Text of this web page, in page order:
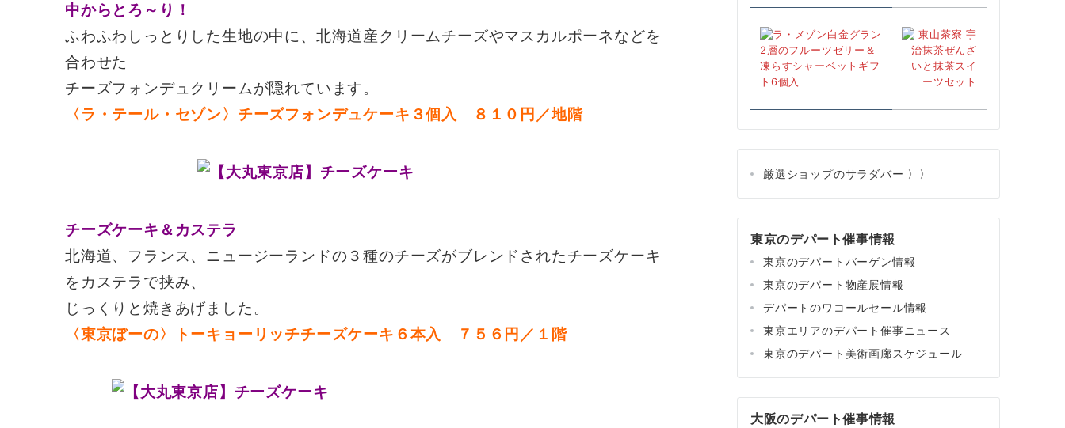
中からとろ～り！
ふわふわしっとりした生地の中に、北海道産クリームチーズやマスカルポーネなどを
合わせた
チーズフォンデュクリームが隠れています。
〈ラ・テール・セゾン〉チーズフォンデュケーキ３個入 ８１０円／地階
チーズケーキ＆カステラ
北海道、フランス、ニュージーランドの３種のチーズがブレンドされたチーズケーキ
をカステラで挟み、
じっくりと焼きあげました。
〈東京ぼーの〉トーキョーリッチチーズケーキ６本入 ７５６円／１階
厳選ショップのサラダバー 〉〉
東京のデパート催事情報
東京のデパートバーゲン情報
東京のデパート物産展情報
デパートのワコールセール情報
東京エリアのデパート催事ニュース
東京のデパート美術画廊スケジュール
大阪のデパート催事情報